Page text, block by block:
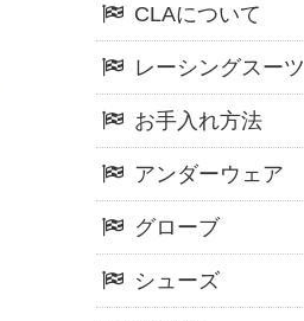
CLAについて
レーシングスーツ
お手入れ方法
アンダーウェア
グローブ
シューズ